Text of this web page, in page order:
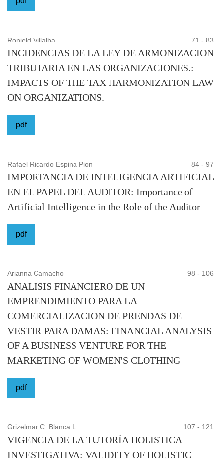
Ronield Villalba 71 - 83
INCIDENCIAS DE LA LEY DE ARMONIZACION
TRIBUTARIA EN LAS ORGANIZACIONES.:
IMPACTS OF THE TAX HARMONIZATION LAW
ON ORGANIZATIONS.
pdf
Rafael Ricardo Espina Pion 84 - 97
IMPORTANCIA DE INTELIGENCIA ARTIFICIAL
EN EL PAPEL DEL AUDITOR: Importance of
Artificial Intelligence in the Role of the Auditor
pdf
Arianna Camacho 98 - 106
ANALISIS FINANCIERO DE UN
EMPRENDIMIENTO PARA LA
COMERCIALIZACION DE PRENDAS DE
VESTIR PARA DAMAS: FINANCIAL ANALYSIS
OF A BUSINESS VENTURE FOR THE
MARKETING OF WOMEN'S CLOTHING
pdf
Grizelmar C. Blanca L. 107 - 121
VIGENCIA DE LA TUTORÍA HOLISTICA
INVESTIGATIVA: VALIDITY OF HOLISTIC